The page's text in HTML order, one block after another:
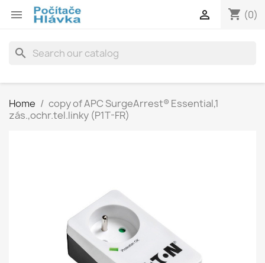
 shopping_cart (0)

search
Home
copy of APC SurgeArrest® Essential,1
zás.,ochr.tel.linky (P1T-FR)